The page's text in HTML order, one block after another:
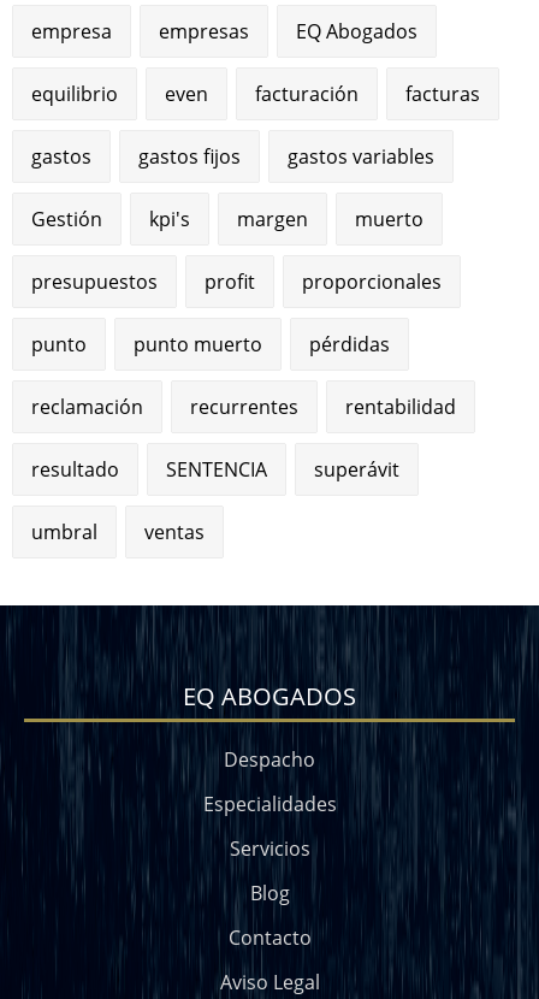
empresa empresas EQ Abogados
equilibrio even facturación facturas
gastos gastos fijos gastos variables
Gestión kpi's margen muerto
presupuestos profit proporcionales
punto punto muerto pérdidas
reclamación recurrentes rentabilidad
resultado SENTENCIA superávit
umbral ventas
EQ ABOGADOS
Despacho
Especialidades
Servicios
Blog
Contacto
Aviso Legal